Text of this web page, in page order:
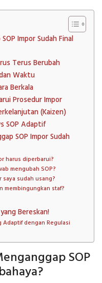
Impor Sudah Final
Terus Berubah
Waktu
Berkala
Prosedur Impor
(Kaizen)
SOP Adaptif
SOP Impor Sudah
harus diperbarui?
mengubah SOP?
saya sudah usang?
membingungkan staf?
Bereskan!
Adaptif dengan Regulasi
SOP